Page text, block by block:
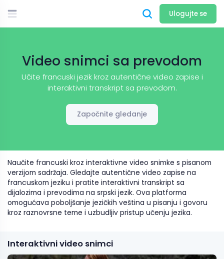
Ulogujte se
Video snimci sa prevodom
Učite francuski jezik kroz autentične video zapise i
interaktivni transkript sa prevodom.
Započnite gledanje
Naučite francuski kroz interaktivne video snimke s pisanom
verzijom sadržaja. Gledajte autentične video zapise na
francuskom jeziku i pratite interaktivni transkript sa
dijalozima i prevodima na srpski jezik. Ova platforma
omogućava poboljšanje jezičkih veština u pisanju i govoru
kroz raznovrsne teme i uzbudljiv pristup učenju jezika.
Interaktivni video snimci